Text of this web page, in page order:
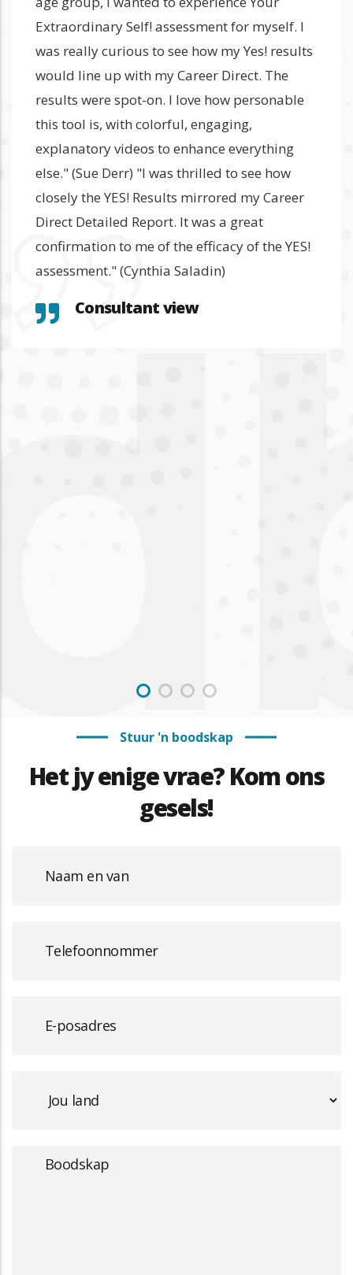
Extraordinary Self! assessment for myself. I
was really curious to see how my Yes! results
would line up with my Career Direct. The
results were spot-on. I love how personable
this tool is, with colorful, engaging,
explanatory videos to enhance everything
else." (Sue Derr) "I was thrilled to see how
closely the YES! Results mirrored my Career
Direct Detailed Report. It was a great
confirmation to me of the efficacy of the YES!
assessment." (Cynthia Saladin)
Consultant view
Stuur 'n boodskap
Het jy enige vrae? Kom ons
gesels!
Name
Number
Address
Message